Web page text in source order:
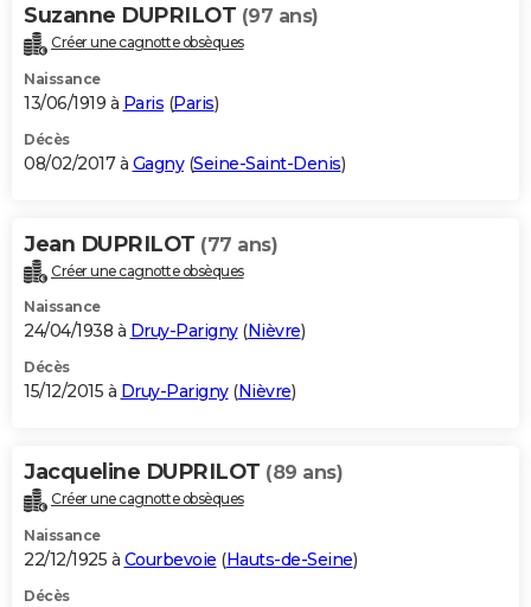
Suzanne DUPRILOT (97 ans)
Créer une cagnotte obsèques
Naissance
13/06/1919 à Paris (Paris)
Décès
08/02/2017 à Gagny(Seine-Saint-Denis)
Jean DUPRILOT (77 ans)
Créer une cagnotte obsèques
Naissance
24/04/1938 à Druy-Parigny(Nièvre)
Décès
15/12/2015 à Druy-Parigny(Nièvre)
Jacqueline DUPRILOT (89 ans)
Créer une cagnotte obsèques
Naissance
22/12/1925 à Courbevoie (Hauts-de-Seine)
Décès